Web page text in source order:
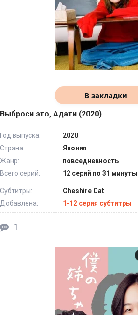
В закладки
Выброси это, Адати (2020)
Год выпуска:
2020
Страна:
Япония
Жанр:
повседневность
Всего серий:
12 серий по 31 минуты
Субтитры:
Cheshire Cat
Добавлена:
1-12 серия субтитры
1